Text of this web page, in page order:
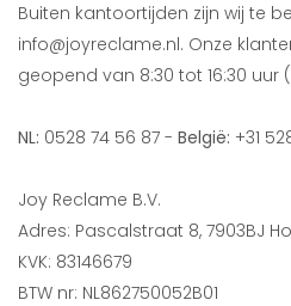
Buiten kantoortijden zijn wij te
info@joyreclame.nl. Onze
geopend van 8:30 tot 16:30 uur
NL: 0528 74 56 87 - België: +31
Joy Reclame B.V.
Adres: Pascalstraat 8, 7903BJ
KVK: 83146679
BTW nr: NL862750052B01